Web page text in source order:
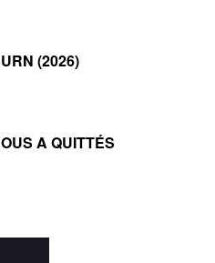
(2026)
A QUITTÉS